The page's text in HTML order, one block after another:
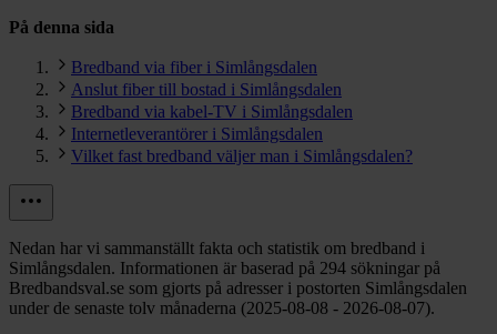
På denna sida
Bredband via fiber i Simlångsdalen
Anslut fiber till bostad i Simlångsdalen
Bredband via kabel-TV i Simlångsdalen
Internetleverantörer i Simlångsdalen
Vilket fast bredband väljer man i Simlångsdalen?
Nedan har vi sammanställt fakta och statistik om bredband i
Simlångsdalen. Informationen är baserad på 294 sökningar på
Bredbandsval.se som gjorts på adresser i postorten Simlångsdalen
under de senaste tolv månaderna (2025-08-08 - 2026-08-07).